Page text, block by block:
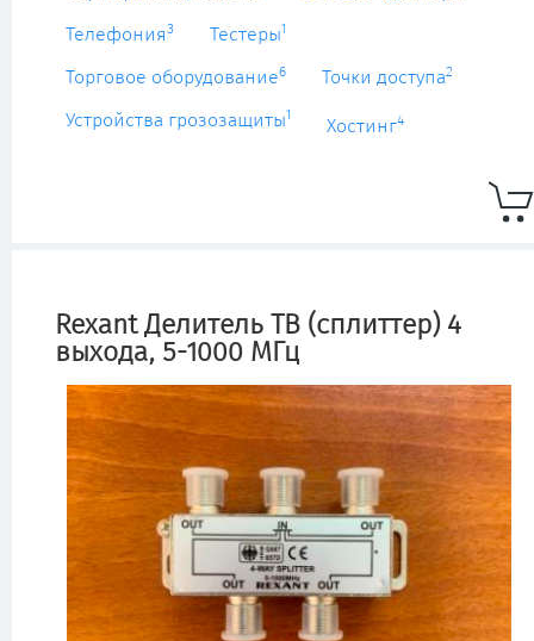
Телефония3 Тестеры1
Торговое оборудование6 Точки доступа2
Устройства грозозащиты1
Хостинг4
Rexant Делитель ТВ (сплиттер) 4
выхода, 5-1000 МГц